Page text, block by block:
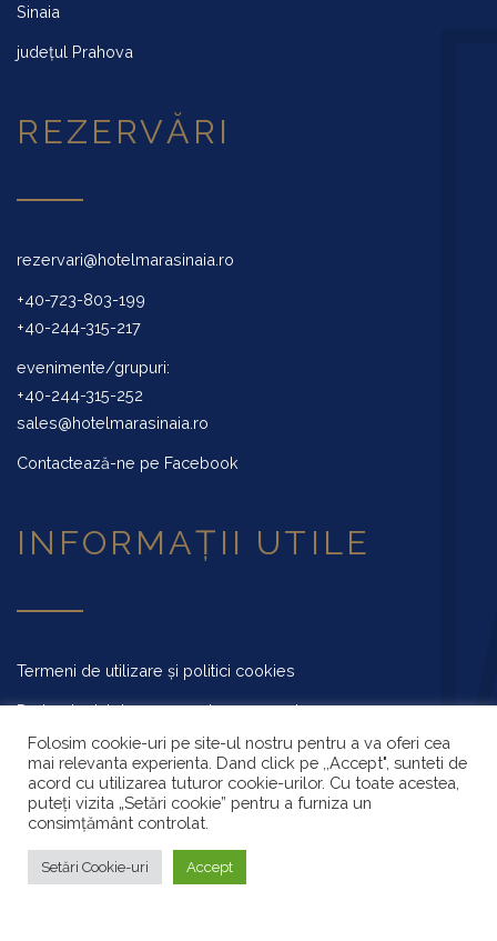
Sinaia
județul Prahova
REZERVĂRI
rezervari@hotelmarasinaia.ro
+40-723-803-199
+40-244-315-217
evenimente/grupuri:
+40-244-315-252
sales@hotelmarasinaia.ro
Contactează-ne pe Facebook
INFORMAȚII UTILE
Termeni de utilizare și politici cookies
Protecția datelor cu caracter personal
Anunțuri publice
Meniu restaurant
Folosim cookie-uri pe site-ul nostru pentru a va oferi cea
mai relevanta experienta. Dand click pe ,,Accept", sunteti de
acord cu utilizarea tuturor cookie-urilor. Cu toate acestea,
puteți vizita „Setări cookie” pentru a furniza un
consimțământ controlat.
Setări Cookie-uri Accept